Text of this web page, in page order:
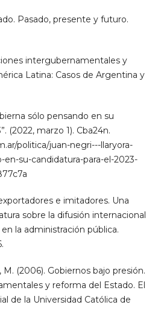
Pasado, presente y futuro.
intergubernamentales y
Latina: Casos de Argentina y
sólo pensando en su
(2022, marzo 1). Cba24n.
politica/juan-negri---llaryora-
su-candidatura-para-el-2023-
e imitadores. Una
sobre la difusión internacional
la administración pública.
M. (2006). Gobiernos bajo presión.
y reforma del Estado. El
de la Universidad Católica de